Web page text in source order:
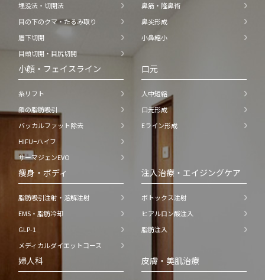
埋没法・切開法
目の下のクマ・たるみ取り
眉下切開
目頭切開・目尻切開
鼻筋・隆鼻術
鼻尖形成
小鼻縮小
小顔・フェイスライン
糸リフト
顔の脂肪吸引
バッカルファット除去
HIFU−ハイフ
サーマジェンEVO
口元
人中短縮
口元形成
Eライン形成
痩身・ボディ
脂肪吸引注射・溶解注射
EMS・脂肪冷却
GLP-1
メディカルダイエットコース
注入治療・エイジングケア
ボトックス注射
ヒアルロン酸注入
脂肪注入
婦人科 皮膚・美肌治療